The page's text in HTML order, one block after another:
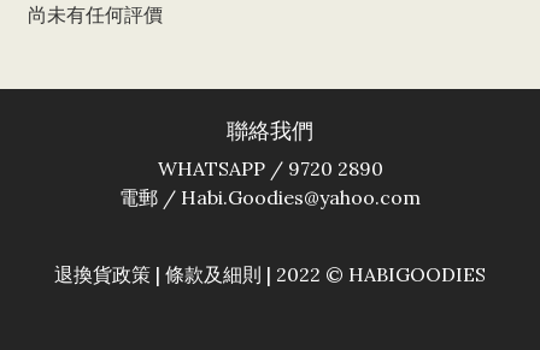
尚未有任何評價
聯絡我們
WHATSAPP / 9720 2890
電郵 / Habi.Goodies@yahoo.com
退換貨政策 | 條款及細則 | 2022 © HABIGOODIES